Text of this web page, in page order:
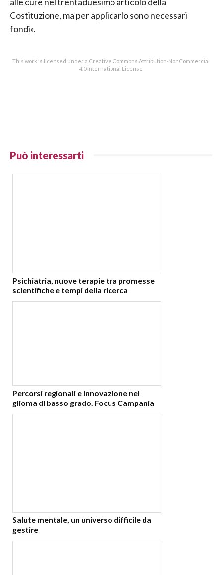
Costituzione, ma per applicarlo sono necessari
fondi».
This work is licensed under a Creative Commons Attribution-NonCommercial
4.0 International License
Può interessarti
Psichiatria, nuove terapie tra promesse
scientifiche e tempi della ricerca
Percorsi regionali e innovazione nel
glioma di basso grado. Focus Campania
Salute mentale, un universo difficile da
gestire